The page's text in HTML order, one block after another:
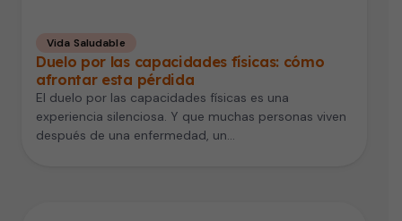
Vida Saludable
Duelo por las capacidades físicas: cómo
afrontar esta pérdida
El duelo por las capacidades físicas es una
experiencia silenciosa. Y que muchas personas viven
después de una enfermedad, un…